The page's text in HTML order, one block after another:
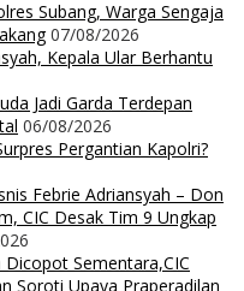
Subang, Warga Sengaja
07/08/2026
Kepala Ular Berhantu
Jadi Garda Terdepan
06/08/2026
Pergantian Kapolri?
Febrie Adriansyah – Don
CIC Desak Tim 9 Ungkap
Dicopot Sementara,CIC
Soroti Upaya Praperadilan